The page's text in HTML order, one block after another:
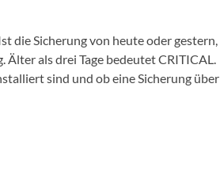
die Sicherung von heute oder gestern,
Älter als drei Tage bedeutet CRITICAL.
sind und ob eine Sicherung über